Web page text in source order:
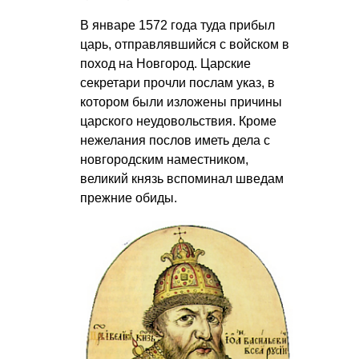
В январе 1572 года туда прибыл
царь, отправлявшийся с войском в
поход на Новгород. Царские
секретари прочли послам указ, в
котором были изложены причины
царского неудовольствия. Кроме
нежелания послов иметь дела с
новгородским наместником,
великий князь вспоминал шведам
прежние обиды.